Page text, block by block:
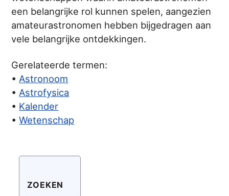
een belangrijke rol kunnen spelen, aangezien
amateurastronomen hebben bijgedragen aan
vele belangrijke ontdekkingen.
Gerelateerde termen:
• Astronoom
• Astrofysica
• Kalender
•Wetenschap
ZOEKEN